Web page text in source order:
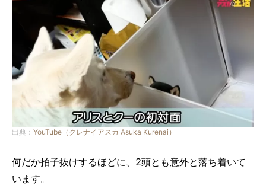
出典： YouTube（クレナイアスカ Asuka Kurenai）
何だか拍子抜けするほどに、2頭とも意外と落ち着いて
います。